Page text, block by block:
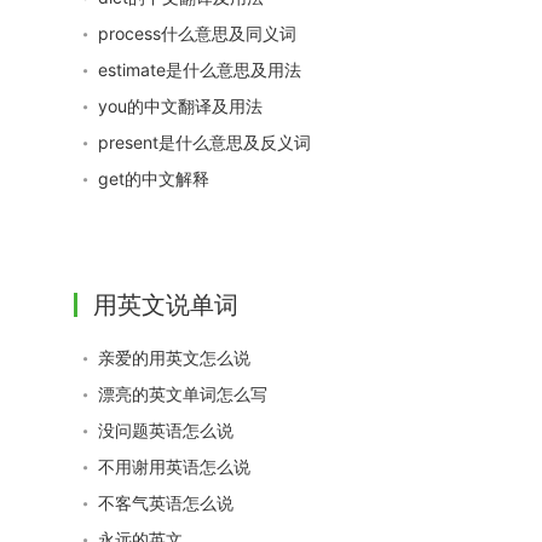
process什么意思及同义词
estimate是什么意思及用法
you的中文翻译及用法
present是什么意思及反义词
get的中文解释
用英文说单词
亲爱的用英文怎么说
漂亮的英文单词怎么写
没问题英语怎么说
不用谢用英语怎么说
不客气英语怎么说